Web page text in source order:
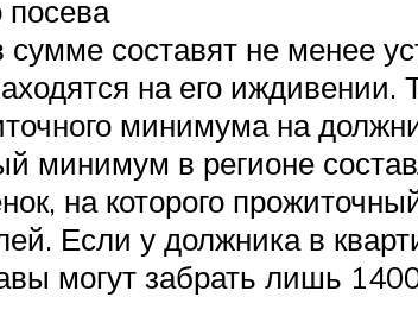
составят не менее
на его иждивении.
минимума на
минимум в регионе
на которого
Если у должника в
могут забрать лишь